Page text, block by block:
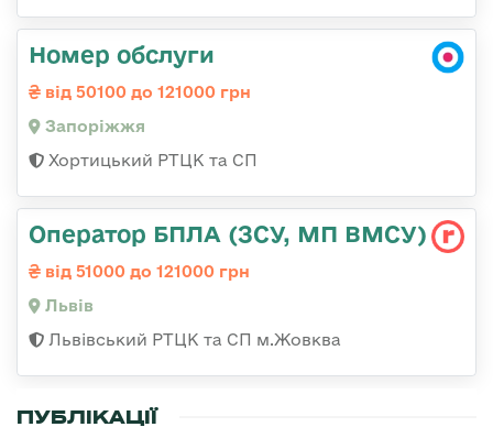
Номер обслуги
від 50100 до 121000 грн
Запоріжжя
Хортицький РТЦК та СП
Оператор БПЛА (ЗСУ, МП ВМСУ)
від 51000 до 121000 грн
Львів
Львівський РТЦК та СП м.Жовква
ПУБЛІКАЦІЇ